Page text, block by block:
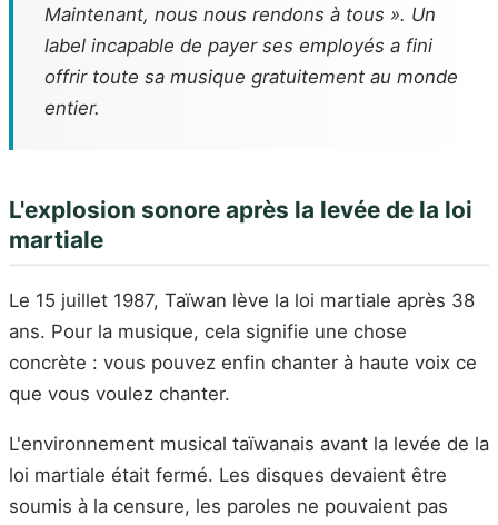
Maintenant, nous nous rendons à tous ». Un
label incapable de payer ses employés a fini
offrir toute sa musique gratuitement au monde
entier.
L'explosion sonore après la levée de la loi
martiale
Le 15 juillet 1987, Taïwan lève la loi martiale après 38
ans. Pour la musique, cela signifie une chose
concrète : vous pouvez enfin chanter à haute voix ce
que vous voulez chanter.
L'environnement musical taïwanais avant la levée de la
loi martiale était fermé. Les disques devaient être
soumis à la censure, les paroles ne pouvaient pas